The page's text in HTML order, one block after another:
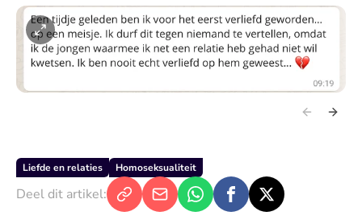
Liefde en relaties Homoseksualiteit
Deel dit artikel: